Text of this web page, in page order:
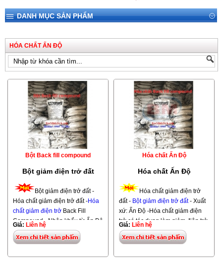
DANH MỤC SẢN PHẨM
HÓA CHẤT ẤN ĐỘ
Bột Back fill compound
Bột giảm điện trở đất
Bột giảm điện trở đất -
Hóa chất giảm điện trở đất -Hóa
chất giảm điện trở Back Fill
Compound - Nhập khẩu từ Ấn Độ
-Dùng để đổ vào bãi tiếp địa
trong thi côngchống sétnhằm
Giá: Liên hệ
Hóa chất Ấn Độ
Hóa chất Ấn Độ
Hóa chất giảm điện trở
đất - Bột giảm điện trở đất- Xuất
xứ: Ấn Độ -Hóa chất giảm điện
trở có tác dụng làm giảm điện trở
đất trong thi công chống sét ở
những vùng đất khô, đất, đá vôi,
Giá: Liên hệ